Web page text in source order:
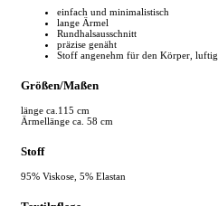
einfach und minimalistisch
lange Ärmel
Rundhalsausschnitt
präzise genäht
Stoff angenehm für den Körper, luftig
Größen/Maßen
länge ca.115 cm
Ärmellänge ca. 58 cm
Stoff
95% Viskose, 5% Elastan